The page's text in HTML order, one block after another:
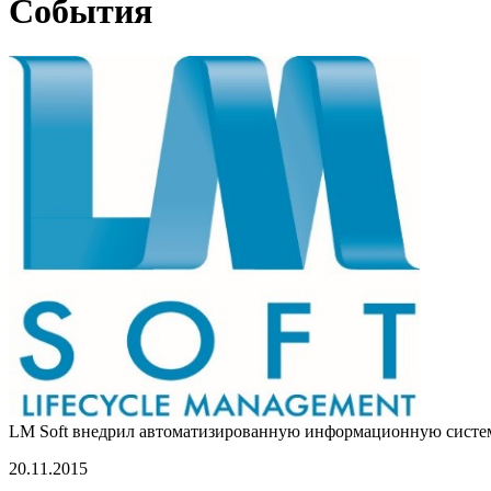
События
LM Soft внедрил автоматизированную информационную
20.11.2015